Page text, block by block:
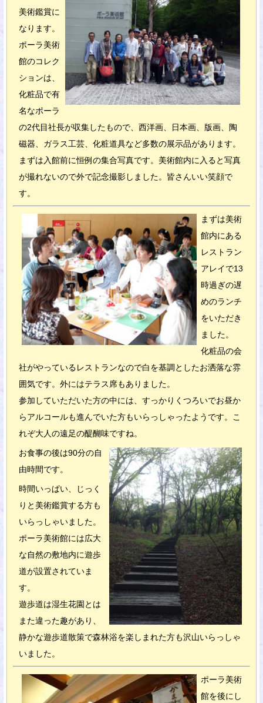
美術鑑賞に
なります。
ポーラ美術
館のコレク
ションは、
化粧品で有
名なポーラ
の2代目社長が収集したもので、西洋画、日本画、版画、陶
磁器、ガラス工芸、化粧道具など多数の展示品があります。
まずは入館前に恒例の集合写真です。美術館内に入ると写真
が撮れないので外で記念撮影しました。皆さんいい笑顔で
す。
まずは美術
館内にある
レストラン
アレイで13
時過ぎの遅
めのランチ
をいただき
ました。
化粧品の会
社がやっているレストランなので白を基調としたお洒落な雰
囲気です。外にはテラス席もありました。
参加していただいた方の中には、すっかりくつろいでお昼か
らアルコールも進んでいた方もいらっしゃったようです。こ
れぞ大人の遠足の醍醐味ですね。
お食事の後は90分の自
由時間です。
時間いっぱい、じっく
りと美術鑑賞する方も
いらっしゃいました。
ポーラ美術館には広大
な自然の敷地内に遊歩
道が設置されていま
す。
遊歩道は湿生花園とは
また違った趣があり、
静かな遊歩道散策で森林浴を楽しまれた方も沢山いらっしゃ
いました。
ポーラ美術
館を後にし